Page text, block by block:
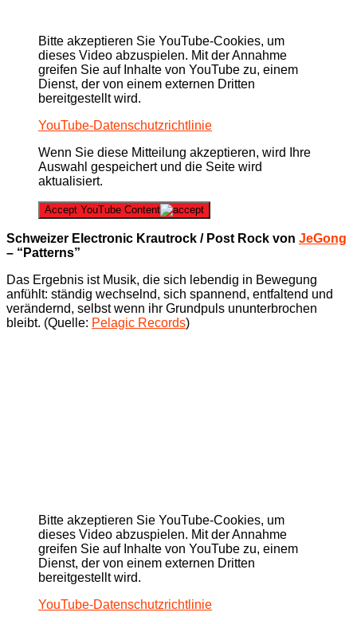
Bitte akzeptieren Sie YouTube-Cookies, um
dieses Video abzuspielen. Mit der Annahme
greifen Sie auf Inhalte von YouTube zu, einem
Dienst, der von einem externen Dritten
bereitgestellt wird.
YouTube-Datenschutzrichtlinie
Wenn Sie diese Mitteilung akzeptieren, wird Ihre
Auswahl gespeichert und die Seite wird
aktualisiert.
Accept YouTube Content
Schweizer Electronic Krautrock / Post Rock von JeGong
– “Patterns”
Das Ergebnis ist Musik, die sich lebendig in Bewegung
anfühlt: ständig wechselnd, sich spannend, entfaltend und
verändernd, selbst wenn ihr Grundpuls ununterbrochen
bleibt. (Quelle: Pelagic Records)
Bitte akzeptieren Sie YouTube-Cookies, um
dieses Video abzuspielen. Mit der Annahme
greifen Sie auf Inhalte von YouTube zu, einem
Dienst, der von einem externen Dritten
bereitgestellt wird.
YouTube-Datenschutzrichtlinie